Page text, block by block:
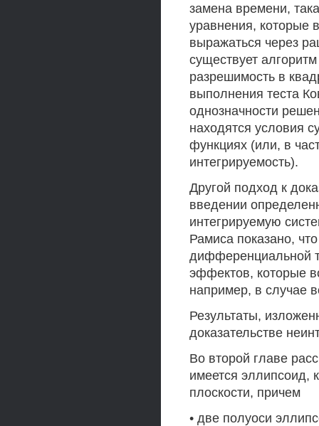
замена времени,
уравнения, которые
выражаться через
существует
разрешимость в
выполнения теста
однозначности
находятся условия
функциях (или, в
интегрируемость).
Другой подход к
введении
интегрируемую
Рамиса показано,
дифференциальной
эффектов, которые
например, в случае
Результаты,
доказательстве
Во второй главе
имеется эллипсоид,
плоскости, причем
• две полуоси